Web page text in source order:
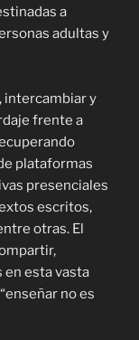
a
adultas y
intercambiar y
frente a
plataformas
presenciales
escritos,
otras. El
en esta vasta
no es